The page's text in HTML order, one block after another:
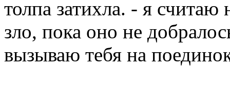
толпа затихла. - я
зло, пока оно не
вызываю тебя на